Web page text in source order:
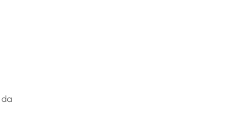
da